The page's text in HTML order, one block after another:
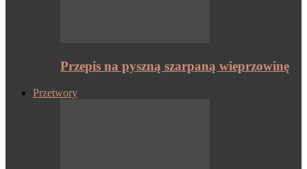
Przepis na pyszną szarpaną wieprzowinę
Przetwory